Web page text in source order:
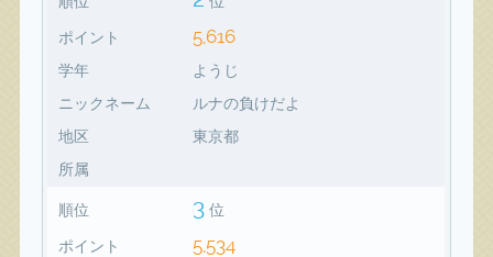
ポイント 5,616
学年
ようじ
ニックネーム
ルナの負けだよ
地区
東京都
所属
順位 3 位
ポイント 5,534